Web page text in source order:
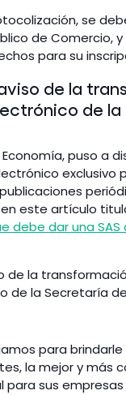
se
de Comercio,
para su
de la
de
puso a
exclusivo
este artículo
debe dar una
de la
de la Secretaría
para
la mejor y más
para sus empresas